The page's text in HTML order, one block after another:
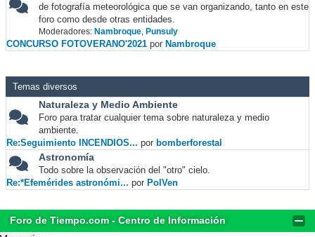
de fotografía meteorológica que se van organizando, tanto en este
foro como desde otras entidades.
Moderadores: Nambroque, Punsuly
CONCURSO FOTOVERANO'2021 por Nambroque
Temas diversos
Naturaleza y Medio Ambiente
Foro para tratar cualquier tema sobre naturaleza y medio
ambiente.
Re:Seguimiento INCENDIOS... por bomberforestal
Astronomía
Todo sobre la observación del "otro" cielo.
Re:*Efemérides astronómi... por PolVen
Foro de Tiempo.com - Centro de Información